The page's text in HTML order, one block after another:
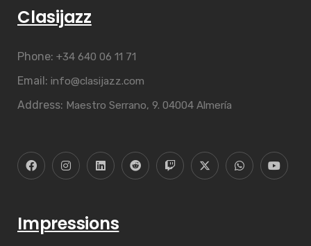
Clasijazz
Phone: +34 640 06 11 71
Email: info@clasijazz.com
Address: Maestro Serrano, 9. 04004 Almería
Impressions